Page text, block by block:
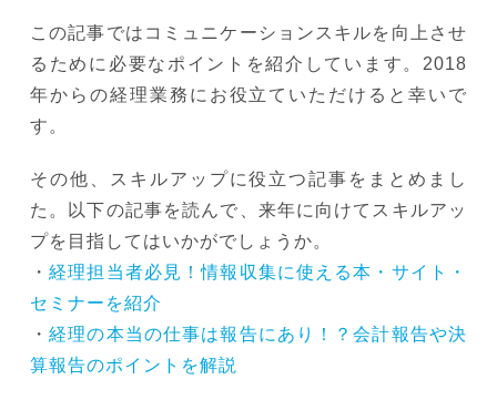
この記事ではコミュニケーションスキルを向上させ
るために必要なポイントを紹介しています。2018
年からの経理業務にお役立ていただけると幸いで
す。
その他、スキルアップに役立つ記事をまとめまし
た。以下の記事を読んで、来年に向けてスキルアッ
プを目指してはいかがでしょうか。
・経理担当者必見！情報収集に使える本・サイト・
セミナーを紹介
・経理の本当の仕事は報告にあり！？会計報告や決
算報告のポイントを解説